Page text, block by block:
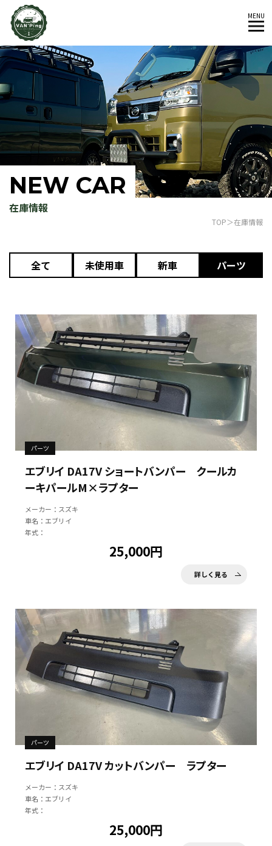
MENU
NEW CAR
在庫情報
TOP 在庫情報
全て 未使用車 新車 パーツ
パーツ
エブリイ DA17V ショートバンパー クールカ
ーキパールM×ラプター
メーカー：スズキ
車名：エブリイ
年式：
25,000円
詳しく見る
パーツ
エブリイ DA17V カットバンパー ラプター
メーカー：スズキ
車名：エブリイ
年式：
25,000円